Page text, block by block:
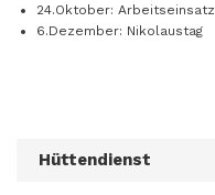
24.Oktober: Arbeitseinsatz
6.Dezember: Nikolaustag
Hüttendienst